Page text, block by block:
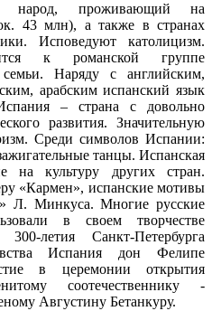
народ, проживающий на
43 млн), а также в странах
Исповедуют католицизм.
к романской группе
семьи. Наряду с английским,
арабским испанский язык
– страна с довольно
развития. Значительную
Среди символов Испании:
танцы. Испанская
на культуру других стран.
«Кармен», испанские мотивы
Л. Минкуса. Многие русские
в своем творчестве
летия Санкт-Петербурга
Испания дон Фелипе
в церемонии открытия
соотечественнику -
Августину Бетанкуру.